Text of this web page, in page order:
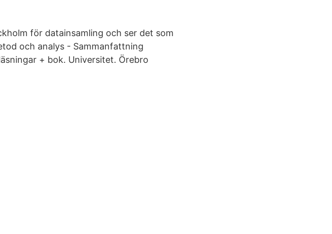
för datainsamling och ser det som
och analys - Sammanfattning
+ bok. Universitet. Örebro